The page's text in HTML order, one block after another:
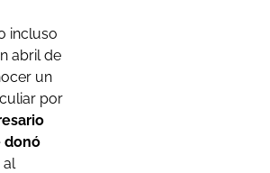
incluso
abril de
un
por
donó
al